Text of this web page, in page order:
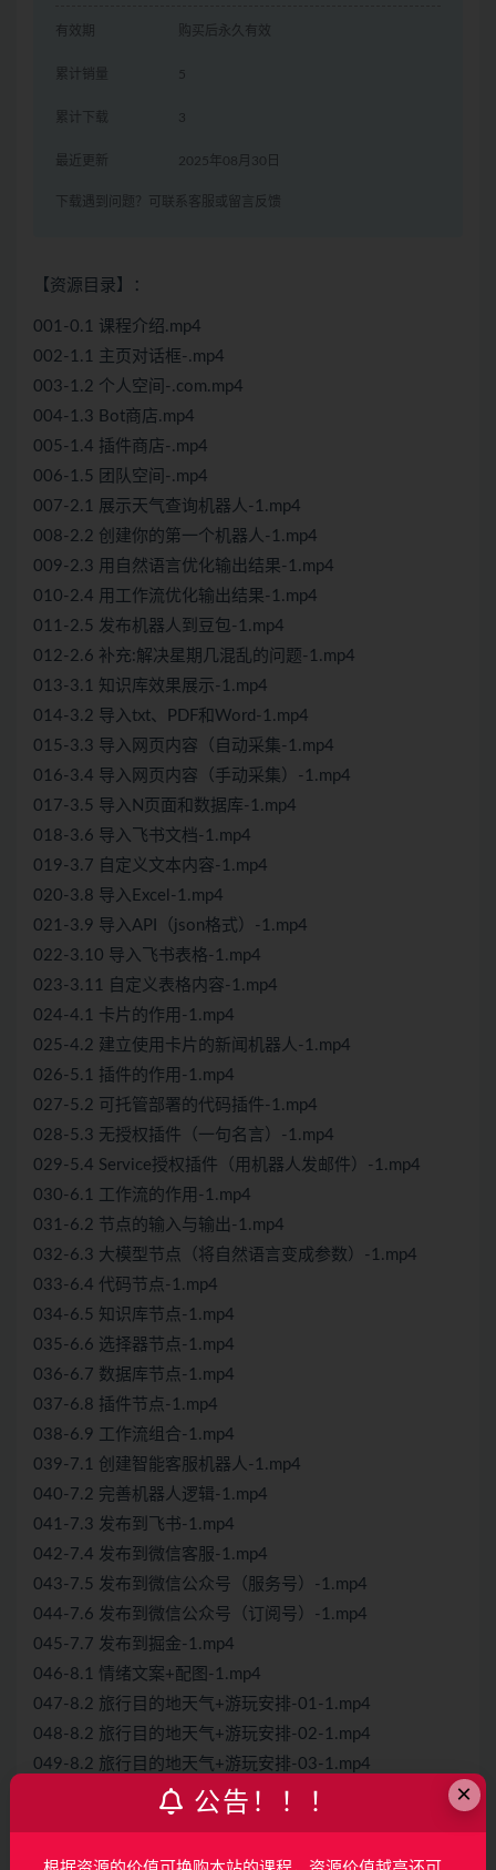
有效期 购买后永久有效
累计销量 5
累计下载 3
最近更新 2025年08月30日
下载遇到问题？可联系客服或留言反馈
【资源目录】：
001-0.1 课程介绍.mp4
002-1.1 主页对话框-.mp4
003-1.2 个人空间-.com.mp4
004-1.3 Bot商店.mp4
005-1.4 插件商店-.mp4
006-1.5 团队空间-.mp4
007-2.1 展示天气查询机器人-1.mp4
008-2.2 创建你的第一个机器人-1.mp4
009-2.3 用自然语言优化输出结果-1.mp4
010-2.4 用工作流优化输出结果-1.mp4
011-2.5 发布机器人到豆包-1.mp4
012-2.6 补充:解决星期几混乱的问题-1.mp4
013-3.1 知识库效果展示-1.mp4
014-3.2 导入txt、PDF和Word-1.mp4
015-3.3 导入网页内容（自动采集-1.mp4
016-3.4 导入网页内容（手动采集）-1.mp4
017-3.5 导入N页面和数据库-1.mp4
018-3.6 导入飞书文档-1.mp4
019-3.7 自定义文本内容-1.mp4
020-3.8 导入Excel-1.mp4
021-3.9 导入API（json格式）-1.mp4
022-3.10 导入飞书表格-1.mp4
023-3.11 自定义表格内容-1.mp4
024-4.1 卡片的作用-1.mp4
025-4.2 建立使用卡片的新闻机器人-1.mp4
026-5.1 插件的作用-1.mp4
027-5.2 可托管部署的代码插件-1.mp4
028-5.3 无授权插件（一句名言）-1.mp4
029-5.4 Service授权插件（用机器人发邮件）-1.mp4
030-6.1 工作流的作用-1.mp4
031-6.2 节点的输入与输出-1.mp4
032-6.3 大模型节点（将自然语言变成参数）-1.mp4
033-6.4 代码节点-1.mp4
034-6.5 知识库节点-1.mp4
035-6.6 选择器节点-1.mp4
036-6.7 数据库节点-1.mp4
037-6.8 插件节点-1.mp4
038-6.9 工作流组合-1.mp4
039-7.1 创建智能客服机器人-1.mp4
040-7.2 完善机器人逻辑-1.mp4
041-7.3 发布到飞书-1.mp4
042-7.4 发布到微信客服-1.mp4
043-7.5 发布到微信公众号（服务号）-1.mp4
044-7.6 发布到微信公众号（订阅号）-1.mp4
045-7.7 发布到掘金-1.mp4
046-8.1 情绪文案+配图-1.mp4
047-8.2 旅行目的地天气+游玩安排-01-1.mp4
048-8.2 旅行目的地天气+游玩安排-02-1.mp4
049-8.2 旅行目的地天气+游玩安排-03-1.mp4
050-9.1 工作流-选择器节点和变量节点-1.mp4
×
公告！！！